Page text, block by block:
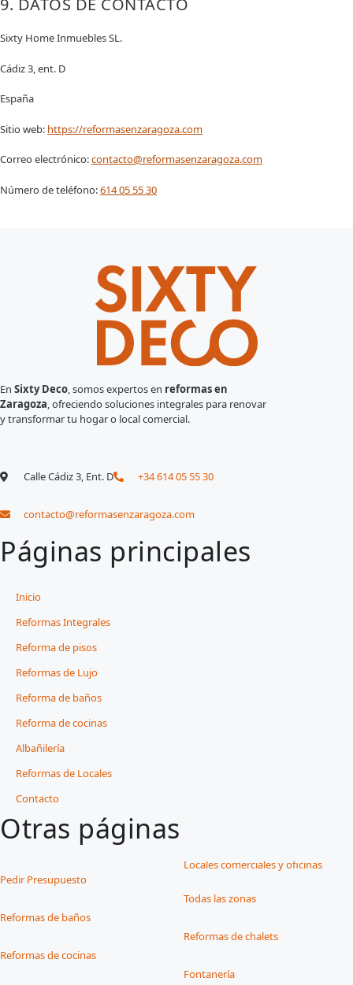
9. DATOS DE CONTACTO
Sixty Home Inmuebles SL.
Cádiz 3, ent. D
España
Sitio web: https://reformasenzaragoza.com
Correo electrónico:contacto@reformasenzaragoza.com
Número de teléfono:614 05 55 30
Páginas principales
Inicio
Reformas Integrales
Reforma de pisos
Reformas de Lujo
Reforma de baños
Reforma de cocinas
Albañilería
Reformas de Locales
Contacto
En Sixty Deco, somos expertos en reformas en
Zaragoza, ofreciendo soluciones integrales para renovar
y transformar tu hogar o local comercial.
Calle Cádiz 3, Ent. D +34 614 05 55 30
contacto@reformasenzaragoza.com
Otras páginas
Pedir Presupuesto
Reformas de baños
Reformas de cocinas
Locales comerciales y oficinas
Todas las zonas
Reformas de chalets
Fontanería